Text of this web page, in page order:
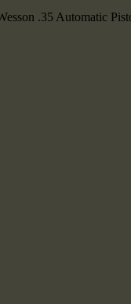
.35 Automatic